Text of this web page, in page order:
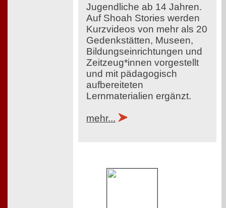
Jugendliche ab 14 Jahren.
Auf Shoah Stories werden
Kurzvideos von mehr als 20
Gedenkstätten, Museen,
Bildungseinrichtungen und
Zeitzeug*innen vorgestellt
und mit pädagogisch
aufbereiteten
Lernmaterialien ergänzt.
mehr...